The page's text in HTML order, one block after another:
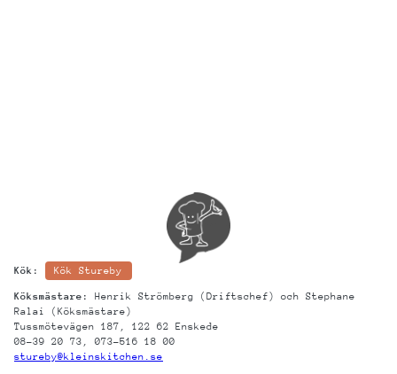
Kök: Kök Stureby
Köksmästare:
Henrik Strömberg (Driftschef) och Stephane
Ralai (Köksmästare)
Tussmötevägen 187, 122 62 Enskede
08-39 20 73, 073-516 18 00
stureby@kleinskitchen.se